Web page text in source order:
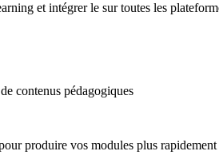
et intégrer le sur toutes les
contenus pédagogiques
produire vos modules plus rapidement